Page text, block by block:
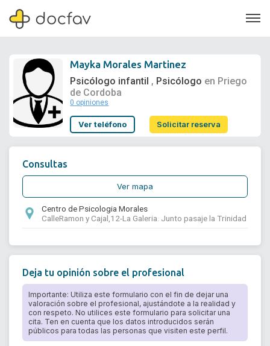
Quiénes somos
Mayka Morales Martinez
Psicólogo infantil , Psicólogo en Priego
de Cordoba
0 opiniones
Ver teléfono Solicitar reserva
Consultas
Ver mapa
Centro de Psicologia Morales
CalleRamon y Cajal,12-La Galeria. Junto pasaje la Trinidad
Deja tu opinión sobre el profesional
Importante: Utiliza este formulario con el fin de dejar una
valoración sobre el profesional, ajustándote a la realidad y
con respeto. No utilices este formulario para solicitar una
cita. Ten en cuenta que los datos introducidos serán
públicos para todas las personas que visiten este perfil.